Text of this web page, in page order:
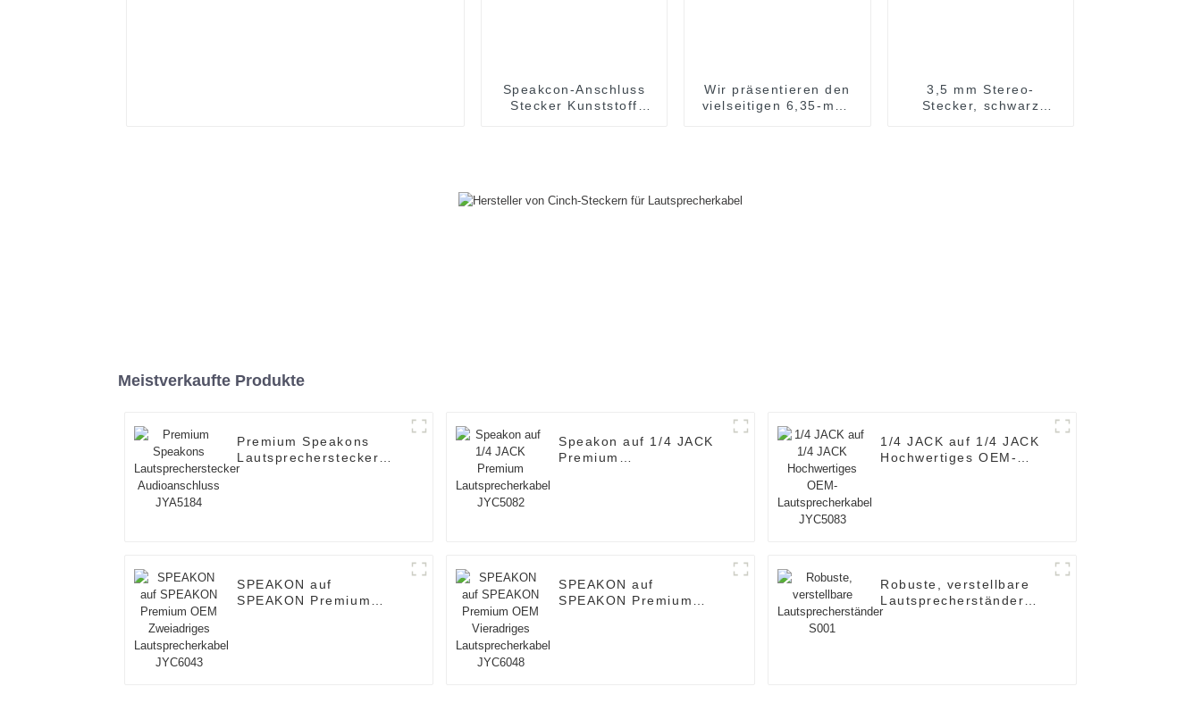
Speakcon-Anschluss
Stecker Kunststoff
Wir präsentieren den
vielseitigen 6,35-mm-
3,5 mm Stereo-
Stecker, schwarz
Meistverkaufte Produkte
Premium Speakons
Lautsprecherstecker
Audioanschluss
Speakon auf 1/4 JACK
Premium
1/4 JACK auf 1/4 JACK
Hochwertiges OEM-
SPEAKON auf
SPEAKON Premium
SPEAKON auf
SPEAKON Premium
Robuste, verstellbare
Lautsprecherständer
S001